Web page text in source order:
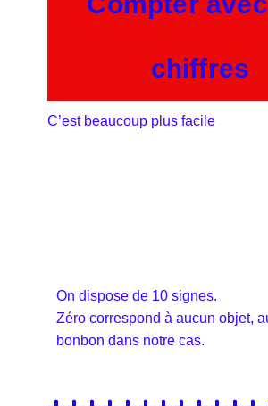
chiffres
C’est beaucoup plus facile
On dispose de 10 signes.
Zéro correspond à aucun objet,
bonbon dans notre cas.